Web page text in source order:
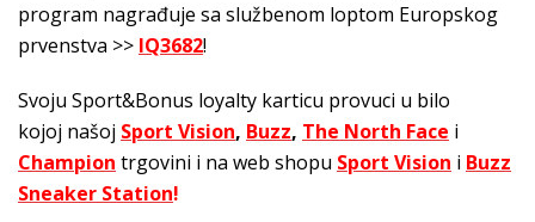
program nagrađuje sa službenom loptom Europskog
prvenstva >> IQ3682!
Svoju Sport&Bonus loyalty karticu provuci u bilo
kojoj našoj Sport Vision, Buzz, The North Face i
Champion trgovini i na web shopu Sport Vision i Buzz
Sneaker Station!